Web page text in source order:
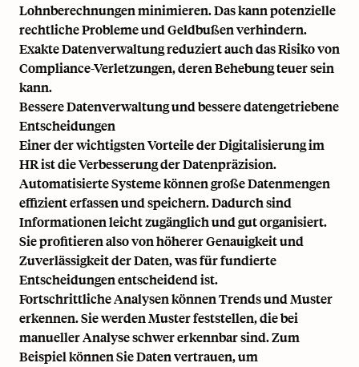
Lohnberechnungen minimieren. Das kann potenzielle
rechtliche Probleme und Geldbußen verhindern.
Exakte Datenverwaltung reduziert auch das Risiko von
Compliance-Verletzungen, deren Behebung teuer sein
kann.
Bessere Datenverwaltung und bessere datengetriebene
Entscheidungen
Einer der wichtigsten Vorteile der Digitalisierung im
HR ist die Verbesserung der Datenpräzision.
Automatisierte Systeme können große Datenmengen
effizient erfassen und speichern. Dadurch sind
Informationen leicht zugänglich und gut organisiert.
Sie profitieren also von höherer Genauigkeit und
Zuverlässigkeit der Daten, was für fundierte
Entscheidungen entscheidend ist.
Fortschrittliche Analysen können Trends und Muster
erkennen. Sie werden Muster feststellen, die bei
manueller Analyse schwer erkennbar sind. Zum
Beispiel können Sie Daten vertrauen, um